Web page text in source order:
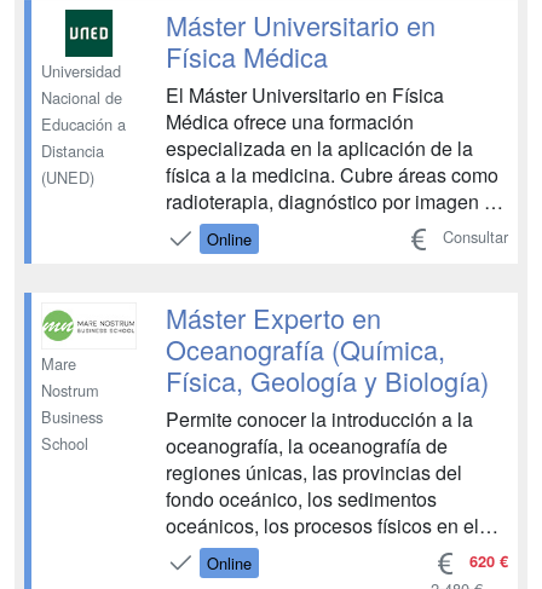
Educación Científica y adaptarte a las
necesidades de la educación...
Universidad
Nacional de
Educación a
Distancia
(UNED)
Máster Universitario en
Física Médica
El Máster Universitario en Física
Médica ofrece una formación
especializada en la aplicación de la
física a la medicina. Cubre áreas como
radioterapia, diagnóstico por imagen y
protección radiológica, preparando a
los estudiantes para roles clave en
Online Consultar
Mare
Nostrum
Business
School
Máster Experto en
Oceanografía (Química,
Física, Geología y Biología)
Permite conocer la introducción a la
oceanografía, la oceanografía de
regiones únicas, las provincias del
fondo oceánico, los sedimentos
oceánicos, los procesos físicos en el
océano, los procesos químicos en el
océano, los movimientos del mar, el
Online 620 €